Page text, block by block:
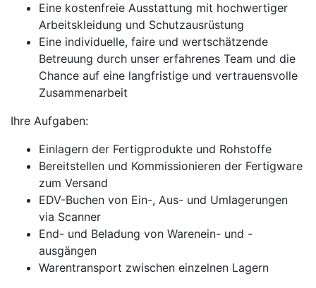
Eine kostenfreie Ausstattung mit hochwertiger
Arbeitskleidung und Schutzausrüstung
Eine individuelle, faire und wertschätzende
Betreuung durch unser erfahrenes Team und die
Chance auf eine langfristige und vertrauensvolle
Zusammenarbeit
Ihre Aufgaben:
Einlagern der Fertigprodukte und Rohstoffe
Bereitstellen und Kommissionieren der Fertigware
zum Versand
EDV-Buchen von Ein-, Aus- und Umlagerungen
via Scanner
End- und Beladung von Warenein- und -
ausgängen
Warentransport zwischen einzelnen Lagern